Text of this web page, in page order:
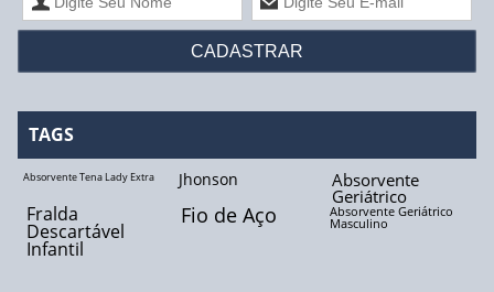
Fio Biocryl II
Fio de Aço
Fio de Algodão
Fio de Linho
TAGS
Absorvente Tena Lady Extra Jhonson Absorvente
Geriátrico
Fralda
Descartável
Infantil
Fio de Aço Absorvente Geriátrico
Masculino